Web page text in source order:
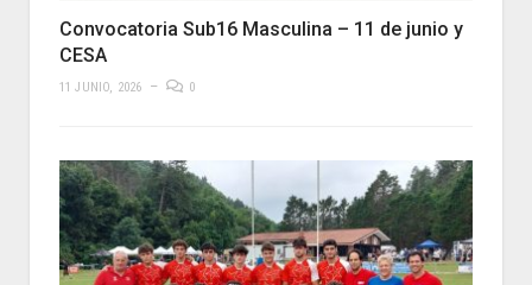
Convocatoria Sub16 Masculina – 11 de junio y
CESA
11 JUNIO, 2026 0